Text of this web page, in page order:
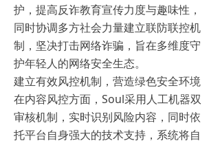
护，提高反诈教育宣传力度与趣味性，
同时协调多方社会力量建立联防联控机
制，坚决打击网络诈骗，旨在多维度守
护年轻人的网络安全生态。
建立有效风控机制，营造绿色安全环境
在内容风控方面，Soul采用人工机器双
审核机制，实时识别风险内容，同时依
托平台自身强大的技术支持，系统将自